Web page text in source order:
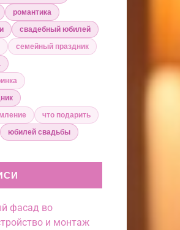
романтика
свадебный юбилей
семейный праздник
что подарить
юбилей свадьбы
фасад во
и монтаж